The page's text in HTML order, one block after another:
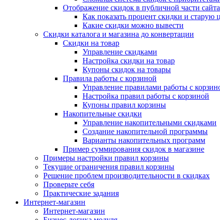
Отображение скидок в публичной части сайта
Как показать процент скидки и старую
Какие скидки можно вывести
Скидки каталога и магазина до конвертации
Скидки на товар
Управление скидками
Настройка скидки на товар
Купоны скидок на товары
Правила работы с корзиной
Управление правилами работы с
Настройка правил работы с корзиной
Купоны правил корзины
Накопительные скидки
Управление накопительными скидками
Создание накопительной программы
Варианты накопительных программ
Пример суммирования скидок в магазине
Примеры настройки правил корзины
Текущие ограничения правил корзины
Решение проблем производительности в скидках
Проверьте себя
Практические задания
Интернет-магазин
Интернет-магазин